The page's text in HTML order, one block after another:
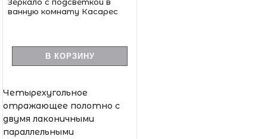
ванную комнату Касарес
В КОРЗИНУ
Четырехугольное
отражающее полотно с
двумя лаконичными
параллельными